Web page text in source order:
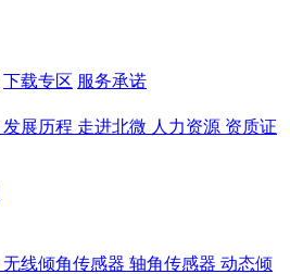
下载专区 服务承诺
发展历程 走进北微 人力资源 资质证
无线倾角传感器 轴角传感器 动态倾